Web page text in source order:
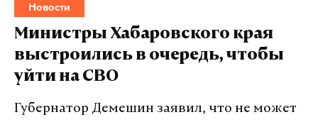
ракеты воздушного, морского и наземного
базирования и ударные беспилотники. В
Минобороны подчеркнули, что все цели удара
были достигнуты.
Ранее украинские СМИ сообщили о серии мощных
Новости
Министры Хабаровского края
выстроились в очередь, чтобы
уйти на СВО
Губернатор Демешин заявил, что не может